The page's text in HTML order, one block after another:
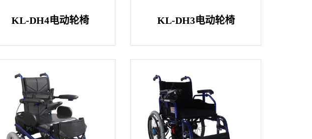
KL-DH4电动轮椅 KL-DH3电动轮椅